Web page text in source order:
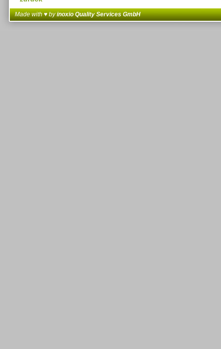
Made with ♥ byinoxio Quality Services GmbH